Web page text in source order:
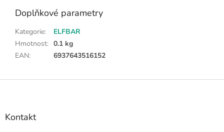
Doplňkové parametry
Kategorie:
ELFBAR
Hmotnost: 0.1 kg
EAN: 6937643516152
Z
Kontakt